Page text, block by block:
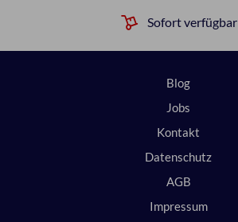
Sofort verfügbar
Blog
Jobs
Kontakt
Datenschutz
AGB
Impressum